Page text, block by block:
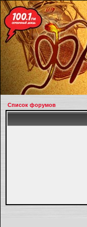
Список форумов